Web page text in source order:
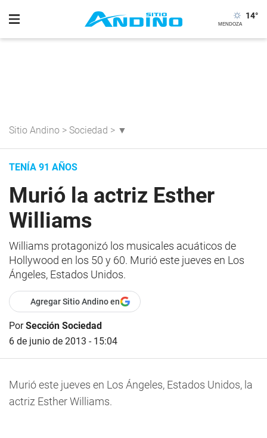
14°
Sitio Andino > Sociedad > ▼
TENÍA 91 AÑOS
Murió la actriz Esther
Williams
Williams protagonizó los musicales acuáticos de
Hollywood en los 50 y 60. Murió este jueves en Los
Ángeles, Estados Unidos.
Agregar Sitio Andino en
PorSección Sociedad
6 de junio de 2013 - 15:04
Murió este jueves en Los Ángeles, Estados Unidos, la
actriz Esther Williams.